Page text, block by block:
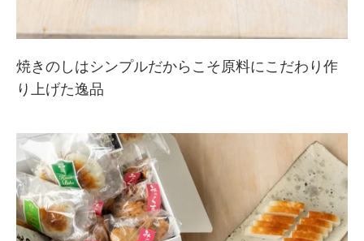
焼きのしはシンプルだからこそ原料にこだわり作
り上げた逸品